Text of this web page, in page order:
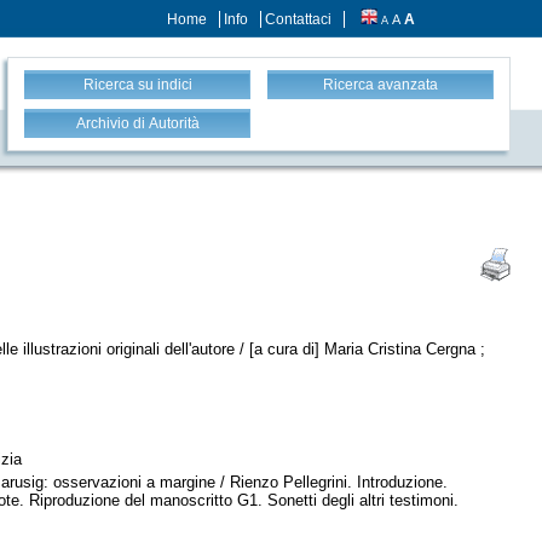
Home Info Contattaci A A A
Ricerca su indici Ricerca avanzata
Archivio di Autorità